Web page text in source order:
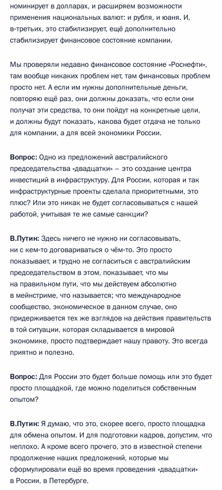
номинирует в долларах, и расширяем возможности
применения национальных валют: и рубля, и юаня. И,
в‑третьих, это стабилизирует, ещё дополнительно
стабилизирует финансовое состояние компании.
Мы проверяли недавно финансовое состояние «Роснефти»,
там вообще никаких проблем нет, там финансовых проблем
просто нет. А если им нужны дополнительные деньги,
повторяю ещё раз, они должны доказать, что если они
получат эти средства, то они пойдут на конкретные цели,
и должны будут показать, какова будет отдача не только
для компании, а для всей экономики России.
Вопрос: Одно из предложений австралийского
председательства «двадцатки» – это создание центра
инвестиций в инфраструктуру. Для России, которая и так
инфраструктурные проекты сделала приоритетными, это
плюс? Или это никак не будет согласовываться с нашей
работой, учитывая те же самые санкции?
В.Путин: Здесь ничего не нужно ни согласовывать,
ни с кем‑то договариваться о чём‑то. Это просто
показывает, и трудно не согласиться с австралийским
председательством в этом, показывает, что мы
на правильном пути, что мы действуем абсолютно
в мейнстриме, что называется; что международное
сообщество, экономическое в данном случае, оно
придерживается тех же взглядов на действия правительств
в той ситуации, которая складывается в мировой
экономике, просто подтверждает нашу правоту. Это всегда
приятно и полезно.
Вопрос: Для России это будет больше помощь или это будет
просто площадкой, где можно поделиться собственным
опытом?
В.Путин: Я думаю, что это, скорее всего, просто площадка
для обмена опытом. И для подготовки кадров, допустим, что
неплохо. А кроме всего прочего, это в известной степени
продолжение наших предложений, которые мы
сформулировали ещё во время проведения «двадцатки»
в России, в Петербурге.